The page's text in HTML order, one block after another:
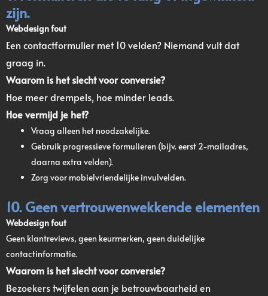
zijn.
Webdesign fout
Een contactformulier met 10 velden? Niemand vult dat
graag in.
Waarom is het slecht voor conversie?
Hoe meer drempels, hoe minder leads.
Hoe vermijd je het?
Vraag alleen het noodzakelijke.
Gebruik progressieve formulieren (bijv. eerst 2-mailadres,
daarna extra velden).
Zorg voor mobielvriendelijke invulvelden.
10. Geen vertrouwenwekkende elementen
Webdesign fout
Geen klantreviews, geen keurmerken, geen duidelijke
contactinformatie.
Waarom is het slecht voor conversie?
Bezoekers twijfelen aan je betrouwbaarheid en